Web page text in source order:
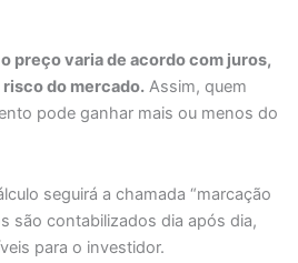
preço varia de acordo com juros,
do mercado. Assim, quem
pode ganhar mais ou menos do
seguirá a chamada “marcação
são contabilizados dia após dia,
para o investidor.